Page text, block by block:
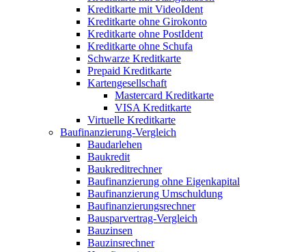
Kreditkarte mit VideoIdent
Kreditkarte ohne Girokonto
Kreditkarte ohne PostIdent
Kreditkarte ohne Schufa
Schwarze Kreditkarte
Prepaid Kreditkarte
Kartengesellschaft
Mastercard Kreditkarte
VISA Kreditkarte
Virtuelle Kreditkarte
Baufinanzierung-Vergleich
Baudarlehen
Baukredit
Baukreditrechner
Baufinanzierung ohne Eigenkapital
Baufinanzierung Umschuldung
Baufinanzierungsrechner
Bausparvertrag-Vergleich
Bauzinsen
Bauzinsrechner